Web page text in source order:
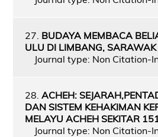
27. BUDAYA MEMBACA
ULU DI LIMBANG, SARAWAK
Journal type: Non Citation-
28. ACHEH:
DAN SISTEM KEHAKIMAN
MELAYU ACHEH SEKITAR
Journal type: Non Citation-